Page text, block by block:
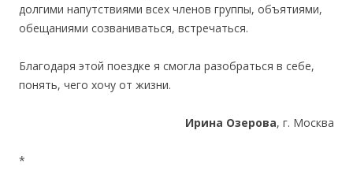
долгими напутствиями всех членов группы, объятиями,
обещаниями созваниваться, встречаться.
Благодаря этой поездке я смогла разобраться в себе,
понять, чего хочу от жизни.
Ирина Озерова, г. Москва
*